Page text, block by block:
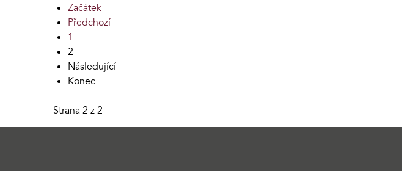
Začátek
Předchozí
1
2
Následující
Konec
Strana 2 z 2